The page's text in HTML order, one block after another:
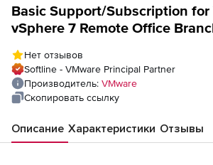
Basic Support/Subscription for
vSphere 7 Remote Office
Нет отзывов
Softline - VMware Principal Partner
Производитель: VMware
Скопировать ссылку
Описание Характеристики Отзывы